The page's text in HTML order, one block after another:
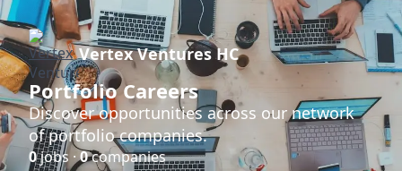
Vertex Ventures HC
Portfolio Careers
Discover opportunities across our network
of portfolio companies.
0jobs ·0companies